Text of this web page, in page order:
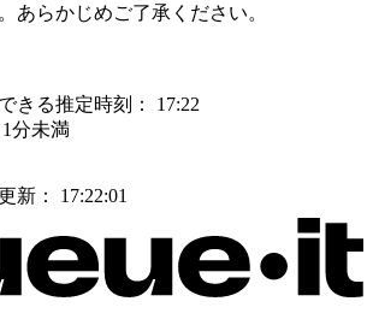
あらかじめご了承ください。
きる推定時刻：
17:22
1分未満
新： 17:22:01